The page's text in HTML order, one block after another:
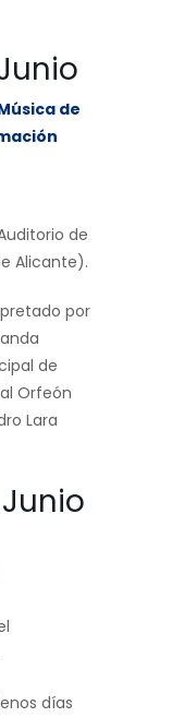
de
de
Alicante).
por
de
Orfeón
Lara
días